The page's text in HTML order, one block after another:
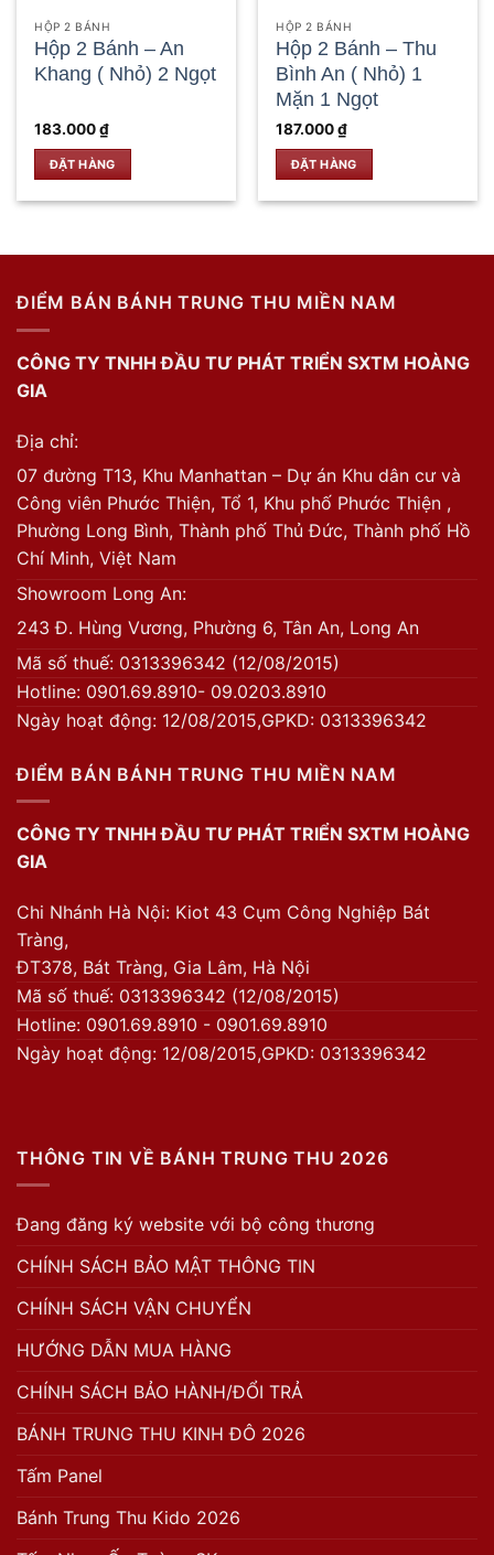
HỘP 2 BÁNH
Hộp 2 Bánh – An
Khang ( Nhỏ) 2 Ngọt
183.000₫
ĐẶT HÀNG
HỘP 2 BÁNH
Hộp 2 Bánh – Thu
Bình An ( Nhỏ) 1
Mặn 1 Ngọt
187.000₫
ĐẶT HÀNG
ĐIỂM BÁN BÁNH TRUNG THU MIỀN NAM
CÔNG TY TNHH ĐẦU TƯ PHÁT TRIỂN SXTM HOÀNG
GIA
Địa chỉ:
07 đường T13, Khu Manhattan – Dự án Khu dân cư và
Công viên Phước Thiện, Tổ 1, Khu phố Phước Thiện ,
Phường Long Bình, Thành phố Thủ Đức, Thành phố Hồ
Chí Minh, Việt Nam
Showroom Long An:
243 Đ. Hùng Vương, Phường 6, Tân An, Long An
Mã số thuế: 0313396342 (12/08/2015)
Hotline: 0901.69.8910- 09.0203.8910
Ngày hoạt động: 12/08/2015,GPKD: 0313396342
ĐIỂM BÁN BÁNH TRUNG THU MIỀN NAM
CÔNG TY TNHH ĐẦU TƯ PHÁT TRIỂN SXTM HOÀNG
GIA
Chi Nhánh Hà Nội: Kiot 43 Cụm Công Nghiệp Bát
Tràng,
ĐT378, Bát Tràng, Gia Lâm, Hà Nội
Mã số thuế: 0313396342 (12/08/2015)
Hotline: 0901.69.8910 - 0901.69.8910
Ngày hoạt động: 12/08/2015,GPKD: 0313396342
THÔNG TIN VỀ BÁNH TRUNG THU 2026
Đang đăng ký website với bộ công thương
CHÍNH SÁCH BẢO MẬT THÔNG TIN
CHÍNH SÁCH VẬN CHUYỂN
HƯỚNG DẪN MUA HÀNG
CHÍNH SÁCH BẢO HÀNH/ĐỔI TRẢ
BÁNH TRUNG THU KINH ĐÔ 2026
Tấm Panel
Bánh Trung Thu Kido 2026